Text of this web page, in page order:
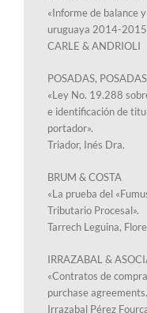
«Informe de balance
uruguaya 2014-
CARLE & ANDRIOLI
POSADAS,
«Ley No. 19.288
e identificación de
portador».
Triador, Inés Dra.
BRUM & COSTA
«La prueba del
Tributario Procesal».
Tarrech Leguina,
IRRAZABAL &
«Contratos de
purchase
Irrazabal Pérez